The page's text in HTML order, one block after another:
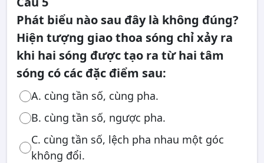
Phát biểu nào sau đây là không đúng?
Hiện tượng giao thoa sóng chỉ xảy ra
khi hai sóng được tạo ra từ hai tâm
sóng có các đặc điểm sau:
A. cùng tần số, cùng pha.
B. cùng tần số, ngược pha.
C. cùng tần số, lệch pha nhau một góc
không đổi.